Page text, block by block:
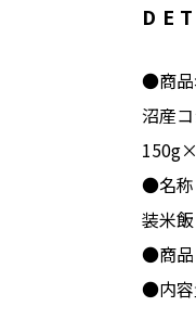
●商
沼産
●名
装米飯
●商
●内